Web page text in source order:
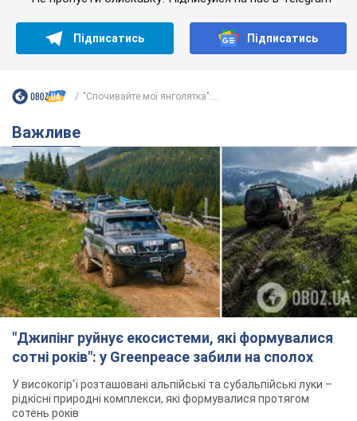
Підписатись Підписатись
"Спочивайте мої янголятка":...
Важливе
"Джипінг руйнує екосистеми, які формувалися
сотні років": у Greenpeace забили на сполох
У високогір'ї розташовані альпійські та субальпійські луки –
рідкісні природні комплекси, які формувалися протягом
сотень років